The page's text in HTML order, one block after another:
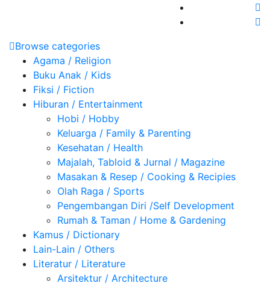
Browse categories
Agama / Religion
Buku Anak / Kids
Fiksi / Fiction
Hiburan / Entertainment
Hobi / Hobby
Keluarga / Family & Parenting
Kesehatan / Health
Majalah, Tabloid & Jurnal / Magazine
Masakan & Resep / Cooking & Recipies
Olah Raga / Sports
Pengembangan Diri /Self Development
Rumah & Taman / Home & Gardening
Kamus / Dictionary
Lain-Lain / Others
Literatur / Literature
Arsitektur / Architecture